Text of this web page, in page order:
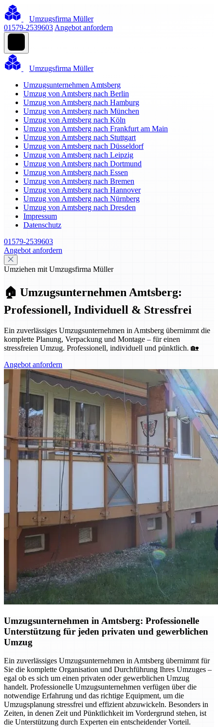
Umzugsfirma Müller
01579-2539603 Angebot anfordern
Umzugsfirma Müller
Umzugsunternehmen Amtsberg
Umzug von Amtsberg nach Berlin
Umzug von Amtsberg nach Hamburg
Umzug von Amtsberg nach München
Umzug von Amtsberg nach Köln
Umzug von Amtsberg nach Frankfurt am Main
Umzug von Amtsberg nach Stuttgart
Umzug von Amtsberg nach Düsseldorf
Umzug von Amtsberg nach Leipzig
Umzug von Amtsberg nach Dortmund
Umzug von Amtsberg nach Essen
Umzug von Amtsberg nach Bremen
Umzug von Amtsberg nach Hannover
Umzug von Amtsberg nach Nürnberg
Umzug von Amtsberg nach Dresden
Impressum
Datenschutz
01579-2539603
Angebot anfordern
Umziehen mit Umzugsfirma Müller
🏠 Umzugsunternehmen Amtsberg:
Professionell, Individuell & Stressfrei
Ein zuverlässiges Umzugsunternehmen in Amtsberg übernimmt die
komplette Planung, Verpackung und Montage – für einen
stressfreien Umzug. Professionell, individuell und pünktlich. 🏡
Angebot anfordern
Umzugsunternehmen in Amtsberg: Professionelle
Unterstützung für jeden privaten und gewerblichen
Umzug
Ein zuverlässiges Umzugsunternehmen in Amtsberg übernimmt für
Sie die komplette Organisation und Durchführung Ihres Umzuges –
egal ob es sich um einen privaten oder gewerblichen Umzug
handelt. Professionelle Umzugsunternehmen verfügen über die
notwendige Erfahrung und das richtige Equipment, um die
Umzugsplanung stressfrei und effizient abzuwickeln. Besonders in
Zeiten, in denen Zeit und Pünktlichkeit im Vordergrund stehen, ist
die Unterstützung durch Experten ein entscheidender Vorteil.